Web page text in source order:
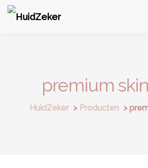
premium
HuidZeker > Producten >